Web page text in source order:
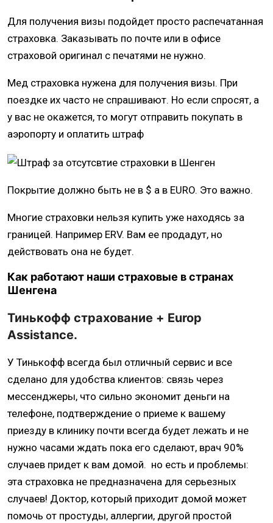
Для получения визы подойдет просто распечатанная
страховка. Заказывать по почте или в офисе
страховой оригинал с печатями не нужно.
Мед страховка нужена для получения визы. При
поездке их часто не спрашивают. Но если спросят, а
у вас не окажется, то могут отправить покупать в
аэропорту и оплатить штраф
Покрытие должно быть не в $ а в EURO. Это важно.
Многие страховки нельзя купить уже находясь за
границей. Например ERV. Вам ее продадут, но
действовать она не будет.
Как работают наши страховые в странах
Шенгена
Тинькофф страхование + Europ
Assistance.
У Тинькофф всегда был отличный сервис и все
сделано для удобства клиентов: связь через
мессенджеры, что сильно экономит деньги на
телефоне, подтверждение о приеме к вашему
приезду в клинику почти всегда будет лежать и не
нужно часами ждать пока его сделают, врач 90%
случаев придет к вам домой. но есть и проблемы:
эта страховка не предназначена для серьезных
случаев! Доктор, который приходит домой может
помочь от простуды, аллергии, другой простой